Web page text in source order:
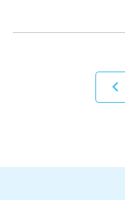
chevron_left